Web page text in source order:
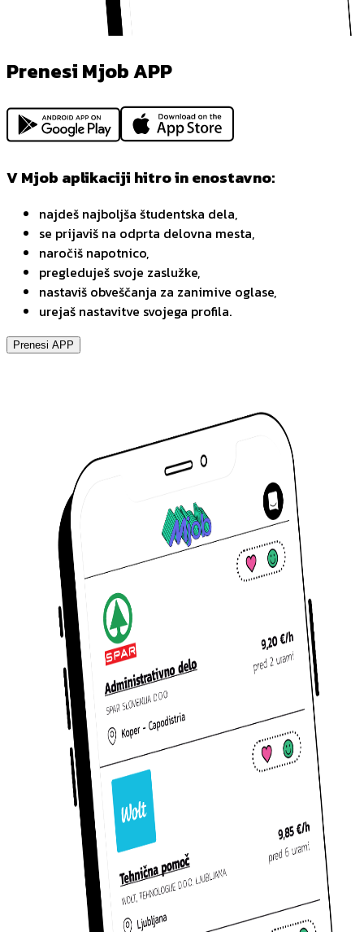
Prenesi Mjob APP
V Mjob aplikaciji hitro in enostavno:
najdeš najboljša študentska dela,
se prijaviš na odprta delovna mesta,
naročiš napotnico,
pregleduješ svoje zaslužke,
nastaviš obveščanja za zanimive oglase,
urejaš nastavitve svojega profila.
Prenesi APP